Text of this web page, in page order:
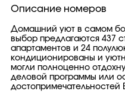
Описание номеров
Домашний уют в самом
выбор предлагаются 437
апартаментов и 24
кондиционированы и
могли полноценно
деловой программы или
достопримечательностей